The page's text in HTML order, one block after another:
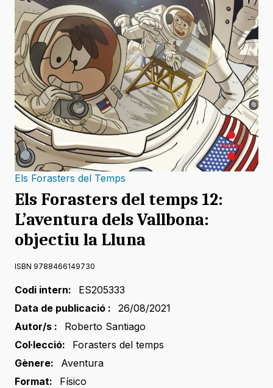
Els Forasters del Temps
Els Forasters del temps 12:
L’aventura dels Vallbona:
objectiu la Lluna
ISBN 9788466149730
Codi intern:
ES205333
Data de publicació :
26/08/2021
Autor/s :
Roberto Santiago
Col·lecció:
Forasters del temps
Gènere:
Aventura
Format:
Físico